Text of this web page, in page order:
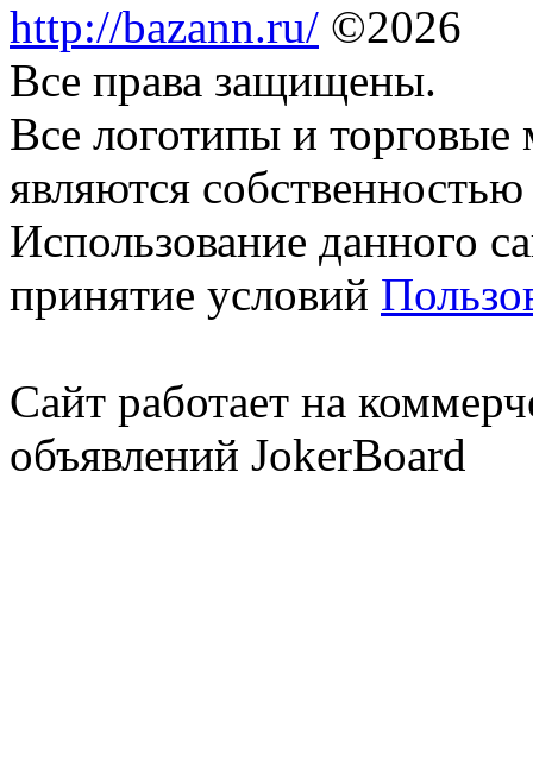
http://bazann.ru/ ©2026
Все права защищены.
Все логотипы и торговые
являются
Использование данного
принятие условий
Сайт работает на
объявлений JokerBoard